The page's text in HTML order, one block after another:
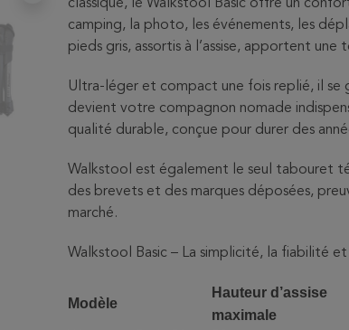
classique, le Walkstool Basic offre un
camping, la photo, les événements, les
pieds gris, assortis à l’assise, apportent
Ultra-léger et compact une fois replié, il se
devient votre compagnon nomade
qualité durable, conçue pour durer des
Walkstool est également le seul tabouret
des brevets et des marques déposées,
marché.
Walkstool Basic – La simplicité, la fiabilité
Modèle
Hauteur d’assise
maximale